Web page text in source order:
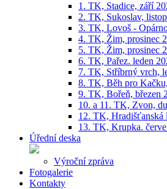
1. TK, Stadice, září
2. TK, Sukoslav,
3. TK, Lovoš -
4. TK, Žim, prosinec
5. TK, Žim, prosinec
6. TK, Pařez. leden
7. TK, Stříbrný vrch,
8. TK, Běh pro
9. TK, Bořeň, březen
10. a 11. TK, Zvon,
12. TK, Hradišťanská
13. TK, Krupka.
Úřední deska
Výroční zpráva
Fotogalerie
Kontakty